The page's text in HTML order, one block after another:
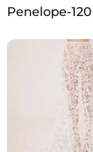
Penelope-120